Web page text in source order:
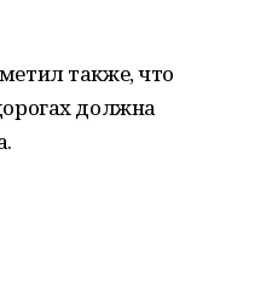
также, что
должна